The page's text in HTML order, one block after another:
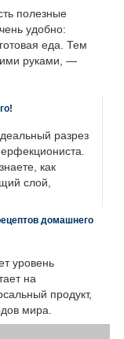
полезные
удобно:
еда. Тем
руками, —
разрез
как
слой,
домашнего
уровень
на
продукт,
мира.